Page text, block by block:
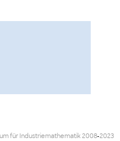
für Industriemathematik2008-2023